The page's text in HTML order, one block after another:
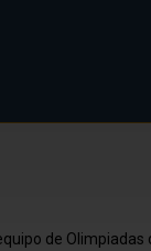
de Olimpiadas